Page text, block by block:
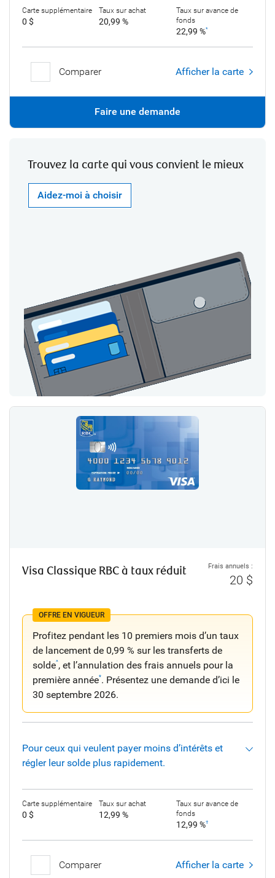
Carte supplémentaire
0 $
Taux sur achat
20,99 %
Taux sur avance de
fonds
22,99 %*
Comparer Afficher la carte
Faire une demande
Trouvez la carte qui vous convient le mieux
Aidez-moi à choisir
Visa Classique RBC à taux réduit Frais annuels :
20 $
OFFRE EN VIGUEUR
Profitez pendant les 10 premiers mois d’un taux
de lancement de 0,99 % sur les transferts de
solde^, et l’annulation des frais annuels pour la
première année*. Présentez une demande d’ici le
30 septembre 2026.
Pour ceux qui veulent payer moins d’intérêts et
régler leur solde plus rapidement.
Carte supplémentaire
0 $
Taux sur achat
12,99 %
Taux sur avance de
fonds
12,99 %†
Comparer Afficher la carte